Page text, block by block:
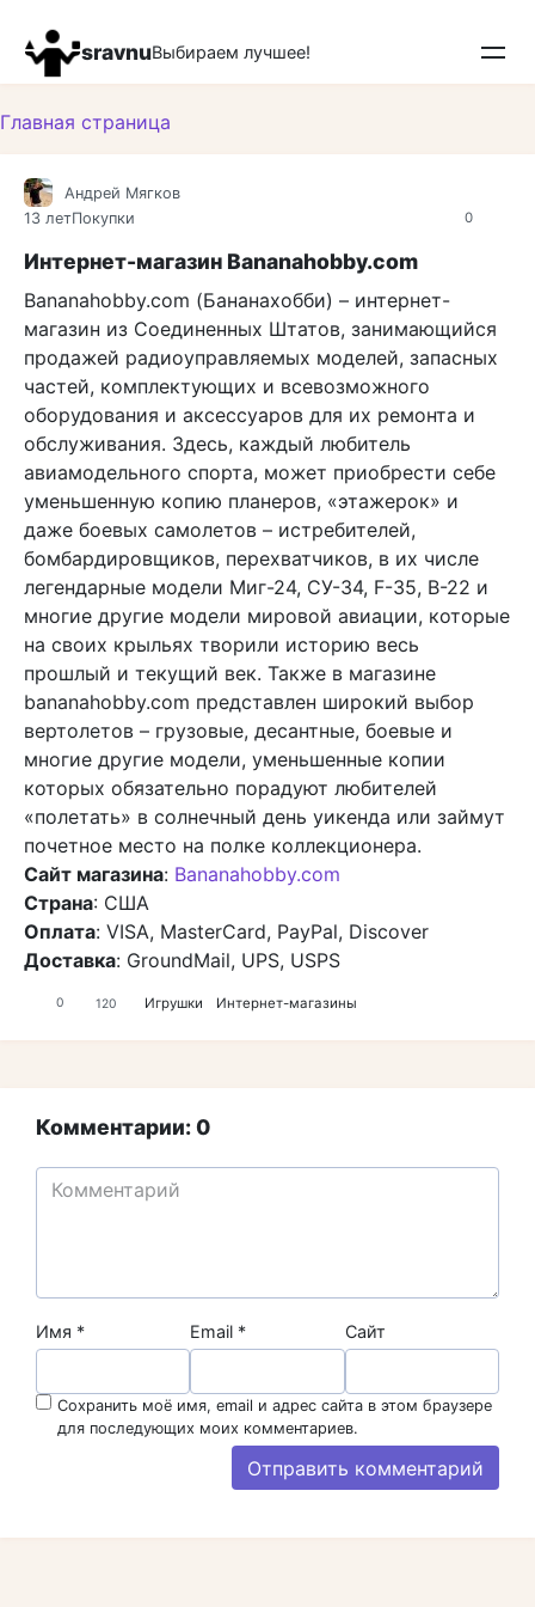
контенту
sravnuВыбираем лучшее!
Главная страница
0
Андрей Мягков
13 летПокупки
Интернет-магазин Bananahobby.com
Bananahobby.com (Бананахобби) – интернет-
магазин из Соединенных Штатов, занимающийся
продажей радиоуправляемых моделей, запасных
частей, комплектующих и всевозможного
оборудования и аксессуаров для их ремонта и
обслуживания. Здесь, каждый любитель
авиамодельного спорта, может приобрести себе
уменьшенную копию планеров, «этажерок» и
даже боевых самолетов – истребителей,
бомбардировщиков, перехватчиков, в их числе
легендарные модели Миг-24, СУ-34, F-35, B-22 и
многие другие модели мировой авиации, которые
на своих крыльях творили историю весь
прошлый и текущий век. Также в магазине
bananahobby.com представлен широкий выбор
вертолетов – грузовые, десантные, боевые и
многие другие модели, уменьшенные копии
которых обязательно порадуют любителей
«полетать» в солнечный день уикенда или займут
почетное место на полке коллекционера.
Сайт магазина: Bananahobby.com
Страна: США
Оплата: VISA, MasterCard, PayPal, Discover
Доставка: GroundMail, UPS, USPS
0 120 Игрушки Интернет-магазины
Комментарии: 0
Имя * Email * Сайт
Сохранить моё имя, email и адрес сайта в этом браузере
для последующих моих комментариев.